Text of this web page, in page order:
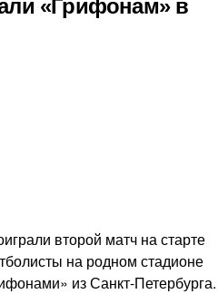
«Грифонам» в
второй матч на старте
на родном стадионе
из Санкт-Петербурга.